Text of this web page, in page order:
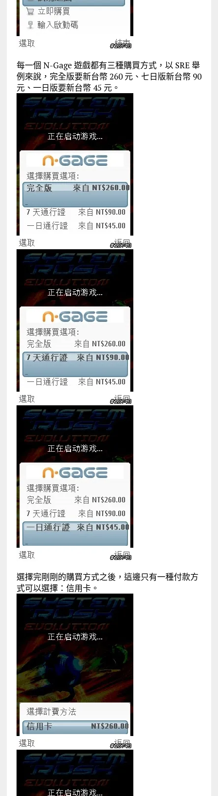
每一個 N-Gage 遊戲都有三種購買方式，以 SRE 舉
例來說，完全版要新台幣 260 元、七日版新台幣 90
元、一日版要新台幣 45 元。
選擇完剛剛的購買方式之後，這邊只有一種付款方
式可以選擇：信用卡。